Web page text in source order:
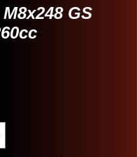
GS